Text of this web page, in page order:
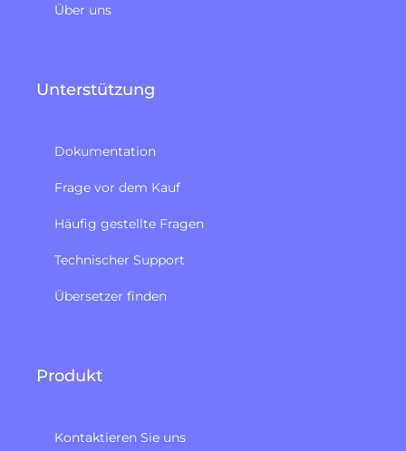
Über uns
Unterstützung
Dokumentation
Frage vor dem Kauf
Häufig gestellte Fragen
Technischer Support
Übersetzer finden
Produkt
Kontaktieren Sie uns